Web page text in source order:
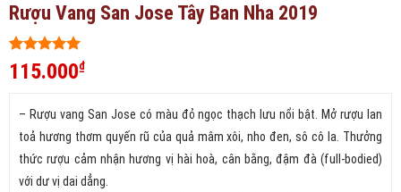
Rượu Vang San Jose Tây Ban Nha 2019
5trên 5
dựa trên
475
115.000₫
– Rượu vang San Jose có màu đỏ ngọc thạch lưu nổi bật. Mở rượu lan
toả hương thơm quyến rũ của quả mâm xôi, nho đen, sô cô la. Thưởng
thức rượu cảm nhận hương vị hài hoà, cân bằng, đậm đà (full-bodied)
với dư vị dai dẳng.